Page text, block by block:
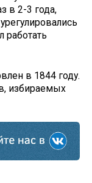
в 2-3 года,
работать
в 1844 году.
избираемых